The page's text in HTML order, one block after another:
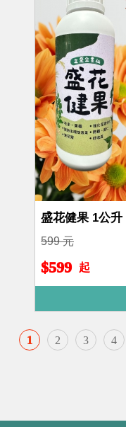
盛花健果 1公升
599 元
$599 起
1 2 3 4